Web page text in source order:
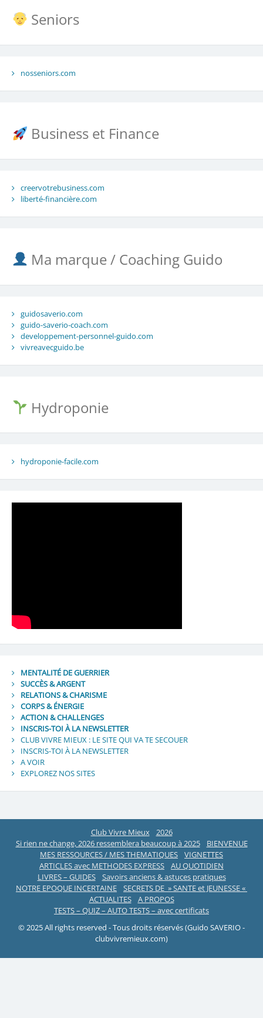
Seniors
nosseniors.com
Business et Finance
creervotrebusiness.com
liberté-financière.com
Ma marque / Coaching Guido
guidosaverio.com
guido-saverio-coach.com
developpement-personnel-guido.com
vivreavecguido.be
Hydroponie
hydroponie-facile.com
MENTALITÉ DE GUERRIER
SUCCÈS & ARGENT
RELATIONS & CHARISME
CORPS & ÉNERGIE
ACTION & CHALLENGES
INSCRIS-TOI À LA NEWSLETTER
CLUB VIVRE MIEUX : LE SITE QUI VA TE SECOUER
INSCRIS-TOI À LA NEWSLETTER
A VOIR
EXPLOREZ NOS SITES
Club Vivre Mieux
2026
Si rien ne change, 2026 ressemblera beaucoup à 2025
BIENVENUE
MES RESSOURCES / MES THEMATIQUES
VIGNETTES
ARTICLES avec METHODES EXPRESS
AU QUOTIDIEN
LIVRES – GUIDES
Savoirs anciens & astuces pratiques
NOTRE EPOQUE INCERTAINE
SECRETS DE » SANTE et JEUNESSE «
ACTUALITES
A PROPOS
TESTS – QUIZ – AUTO TESTS – avec certificats
© 2025 All rights reserved - Tous droits réservés (Guido SAVERIO -
clubvivremieux.com)